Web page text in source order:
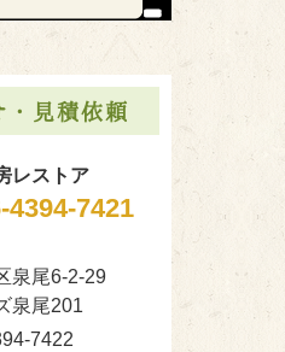
・見積依頼
レストア
4394-7421
泉尾6-2-29
泉尾201
7422